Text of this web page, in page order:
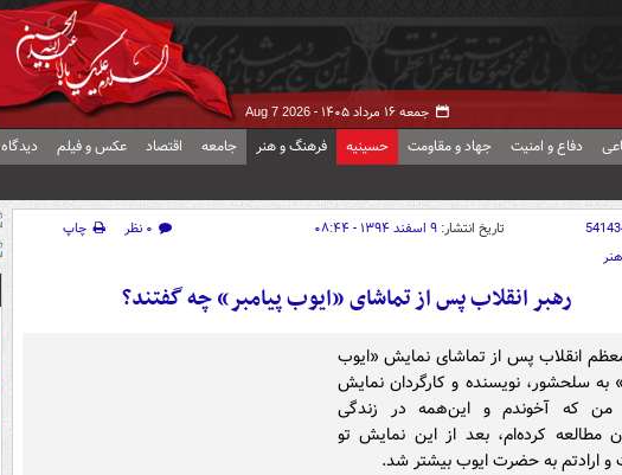
جمعه ۱۶ مرداد ۱۴۰۵ - Aug 7 2026
دفاع و امنیت جهاد و مقاومت حسینیه فرهنگ و هنر جامعه اقتصاد عکس و فیلم دیدگاه
تاریخ انتشار: ۹ اسفند ۱۳۹۴ - ۰۸:۴۴ ۰ نظر
چاپ
رهبر انقلاب پس از تماشای «ایوب پیامبر» چه گفتند؟
انقلاب پس از تماشای نمایش «ایوب
به سلحشور، نویسنده و کارگردان نمایش
که آخوندم و این‌همه در زندگی
مطالعه کرده‌ام، بعد از این نمایش تو
و ارادتم به حضرت ایوب بیشتر شد.